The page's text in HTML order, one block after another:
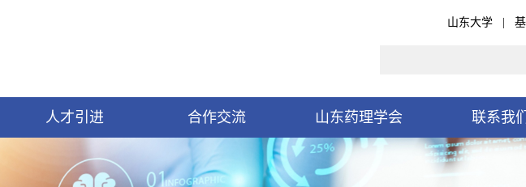
山东大学
人才引进 合作交流 山东药理学会 联系我